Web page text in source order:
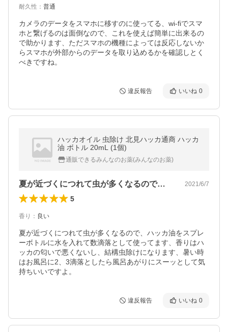
耐久性 ： 普通
カメラのデータをスマホに移すのに使ってる、wi-fiでスマ
ホと繋げるのは面倒なので、これを使えば簡単に出来るの
で助かります、ただスマホの機種によっては反応しないか
らスマホが外部からのデータを取り込めるかを確認しとく
べきですね。
違反報告 いいね 0
ハッカオイル 虫除け 北見ハッカ通商 ハッカ
油 ボトル 20mL (1個)
通販できるみんなのお薬(みんなのお薬)
夏が近づくにつれて虫が多くなるので、ハ… 2021/6/7
5
香り ： 良い
夏が近づくにつれて虫が多くなるので、ハッカ油をスプレ
ーボトルに水を入れて数滴落として使ってます、香りはハ
ッカの匂いで悪くないし、結構虫除けになります、暑い時
はお風呂に2、3滴落としたら風呂あがりにスーッとして気
持ちいいですよ。
違反報告 いいね 0